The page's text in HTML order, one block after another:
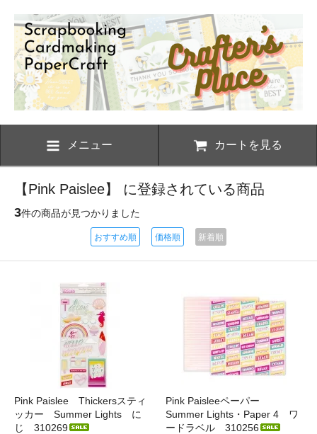
メニュー カートを見る
【Pink Paislee】 に登録されている商品
3件の商品が見つかりました
おすすめ順 価格順 新着順
Pink Paislee Thickersスティ
ッカー Summer Lights に
じ 310269
Pink Paisleeペーパー
Summer Lights・Paper 4 ワ
ードラベル 310256